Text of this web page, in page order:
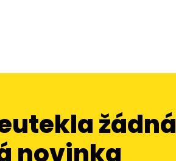
žádná
novinka